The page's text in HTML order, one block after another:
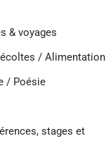
& voyages
/ Alimentation
/ Poésie
stages et